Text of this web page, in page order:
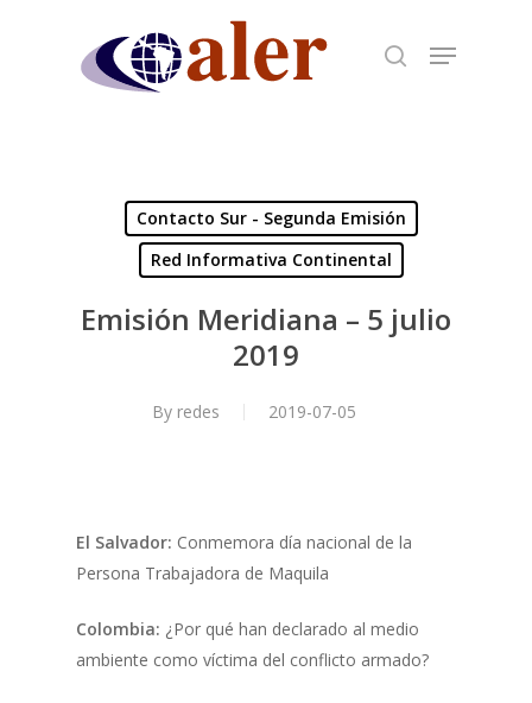
Contacto Sur - Segunda Emisión
Red Informativa Continental
Emisión Meridiana – 5 julio
2019
By redes 2019-07-05
El Salvador: Conmemora día nacional de la
Persona Trabajadora de Maquila
Colombia: ¿Por qué han declarado al medio
ambiente como víctima del conflicto armado?